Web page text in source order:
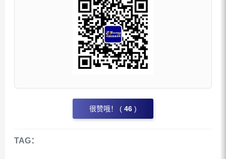
很赞哦！ ( 46 )
TAG：